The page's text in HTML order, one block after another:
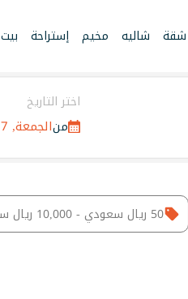
شقة شاليه مخيم إستراحة بيت
اختر التاريخ
منالجمعة, 7 أغسطس 2026
50 ريال سعودي -10,000 ريال